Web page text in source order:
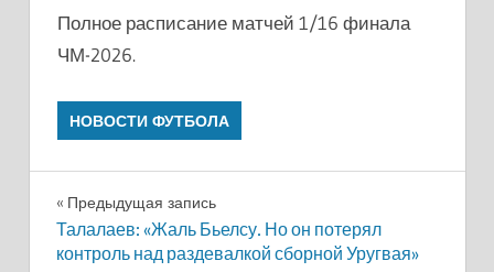
Полное расписание матчей 1/16 финала
ЧМ-2026.
НОВОСТИ ФУТБОЛА
Навигация
по
Предыдущая запись
Талалаев: «Жаль Бьелсу. Но он потерял
контроль над раздевалкой сборной Уругвая»